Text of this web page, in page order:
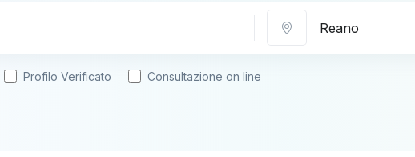
Profilo Verificato Consultazione on line